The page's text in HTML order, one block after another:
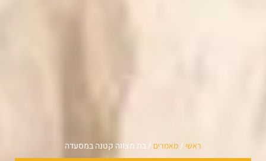
ראשי /מאמרים /בת מצווה קטנה במסעדה